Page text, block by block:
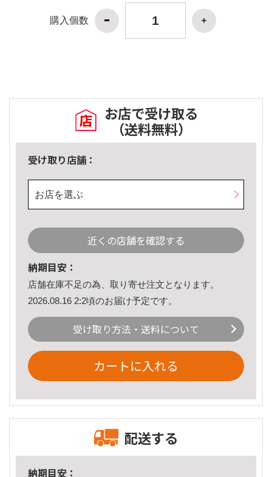
購入個数
お店で受け取る
（送料無料）
受け取り店舗：
お店を選ぶ
近くの店舗を確認する
納期目安：
店舗在庫不足の為、取り寄せ注文となります。
2026.08.16 2:2頃のお届け予定です。
受け取り方法・送料について
カートに入れる
配送する
納期目安：